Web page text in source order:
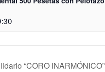
“CORO INARMÓNICO”